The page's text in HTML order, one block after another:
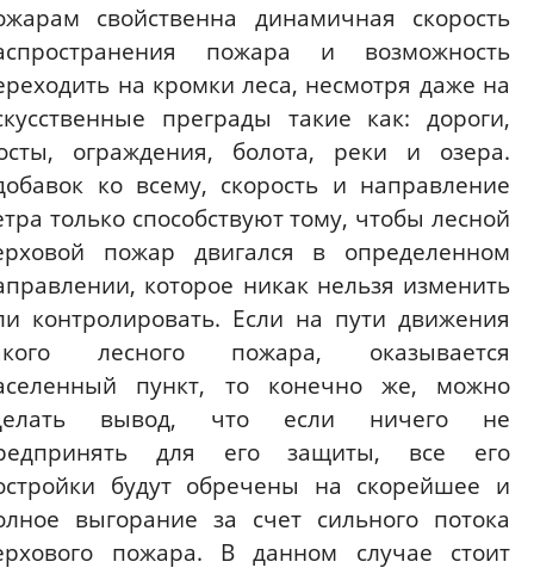
свойственна динамичная скорость
пожара и возможность
на кромки леса, несмотря даже на
преграды такие как: дороги,
ограждения, болота, реки и озера.
ко всему, скорость и направление
только способствуют тому, чтобы лесной
пожар двигался в определенном
которое никак нельзя изменить
контролировать. Если на пути движения
лесного пожара, оказывается
пункт, то конечно же, можно
вывод, что если ничего не
для его защиты, все его
будут обречены на скорейшее и
выгорание за счет сильного потока
пожара. В данном случае стоит